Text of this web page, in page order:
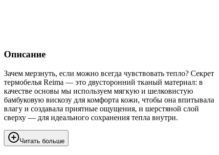
Описание
Зачем мерзнуть, если можно всегда чувствовать тепло? Секрет
термобелья Reima — это двусторонний тканый материал: в
качестве основы мы используем мягкую и шелковистую
бамбуковую вискозу для комфорта кожи, чтобы она впитывала
влагу и создавала приятные ощущения, и шерстяной слой
сверху — для идеального сохранения тепла внутри.
Читать больше